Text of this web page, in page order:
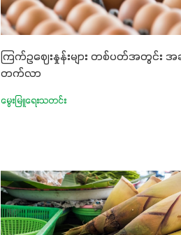
ကြက်ဥဈေးနှုန်းများ တစ်ပတ်အတွင်း
တက်လာ
မွေးမြူရေးသတင်း